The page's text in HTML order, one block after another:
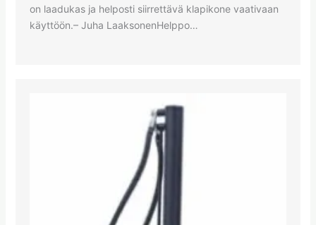
on laadukas ja helposti siirrettävä klapikone vaativaan
käyttöön.– Juha LaaksonenHelppo…